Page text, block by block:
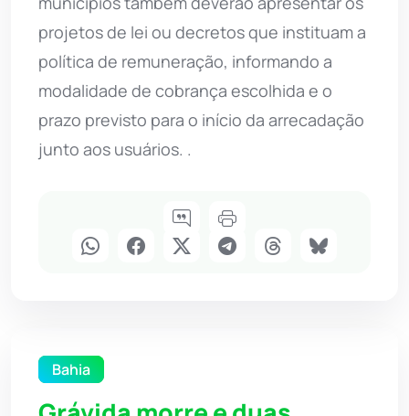
projetos de lei ou decretos que instituam a
política de remuneração, informando a
modalidade de cobrança escolhida e o
prazo previsto para o início da arrecadação
junto aos usuários. .
Bahia